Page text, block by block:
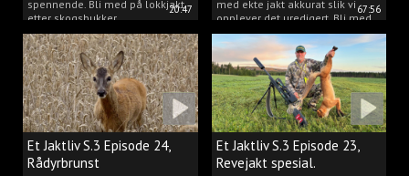
20:47
spennende. Bli med på lokkjakt
etter skogsbukker.
67:56
med ekte jakt akkurat slik vi
opplever det uredigert. Bli med
Kristoffer og opplev akkurat det
vi gjør når vi er ute og lokker
rådyr.
Et Jaktliv S.3 Episode 24,
Rådyrbrunst
Et Jaktliv S.3 Episode 23,
Revejakt spesial.